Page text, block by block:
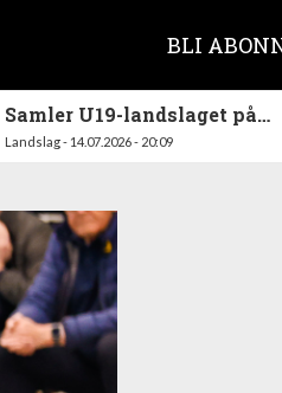
BLI
Samler U19-landslaget på
nytt i august
Landslag - 14.07.2026 - 20:09